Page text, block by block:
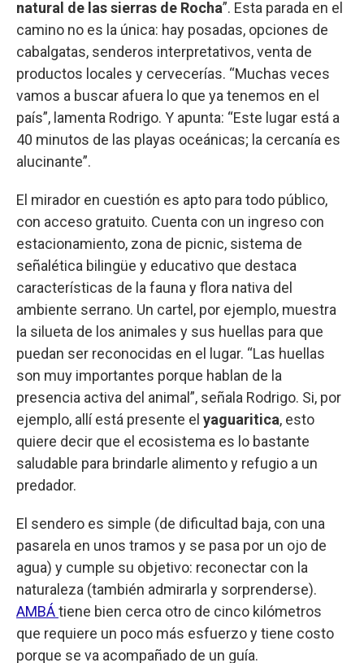
natural de las sierras de Rocha”. Esta parada en el
camino no es la única: hay posadas, opciones de
cabalgatas, senderos interpretativos, venta de
productos locales y cervecerías. “Muchas veces
vamos a buscar afuera lo que ya tenemos en el
país”, lamenta Rodrigo. Y apunta: “Este lugar está a
40 minutos de las playas oceánicas; la cercanía es
alucinante”.
El mirador en cuestión es apto para todo público,
con acceso gratuito. Cuenta con un ingreso con
estacionamiento, zona de picnic, sistema de
señalética bilingüe y educativo que destaca
características de la fauna y flora nativa del
ambiente serrano. Un cartel, por ejemplo, muestra
la silueta de los animales y sus huellas para que
puedan ser reconocidas en el lugar. “Las huellas
son muy importantes porque hablan de la
presencia activa del animal”, señala Rodrigo. Si, por
ejemplo, allí está presente el yaguaritica, esto
quiere decir que el ecosistema es lo bastante
saludable para brindarle alimento y refugio a un
predador.
El sendero es simple (de dificultad baja, con una
pasarela en unos tramos y se pasa por un ojo de
agua) y cumple su objetivo: reconectar con la
naturaleza (también admirarla y sorprenderse).
AMBÁtiene bien cerca otro de cinco kilómetros
que requiere un poco más esfuerzo y tiene costo
porque se va acompañado de un guía.